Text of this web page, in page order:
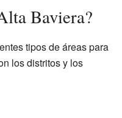
Baviera?
tipos de áreas para
los distritos y los